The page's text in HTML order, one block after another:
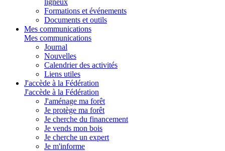
ligneux
Formations et événements
Documents et outils
Mes communications
Mes communications
Journal
Nouvelles
Calendrier des activités
Liens utiles
J'accède à la Fédération
J'accède à la Fédération
J'aménage ma forêt
Je protège ma forêt
Je cherche du financement
Je vends mon bois
Je cherche un expert
Je m'informe